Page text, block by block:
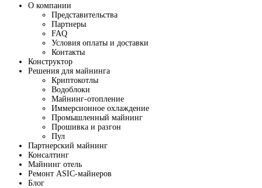
О компании
Представительства
Партнеры
FAQ
Условия оплаты и доставки
Контакты
Конструктор
Решения для майнинга
Криптокотлы
Водоблоки
Майнинг-отопление
Иммерсионное охлаждение
Промышленный майнинг
Прошивка и разгон
Пул
Партнерский майнинг
Консалтинг
Майнинг отель
Ремонт ASIC-майнеров
Блог